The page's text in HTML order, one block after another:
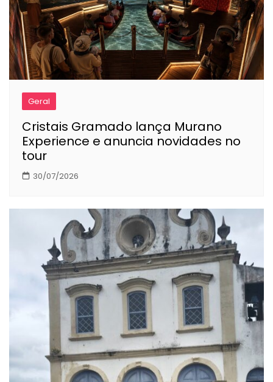
Geral
Cristais Gramado lança Murano
Experience e anuncia novidades no
tour
30/07/2026